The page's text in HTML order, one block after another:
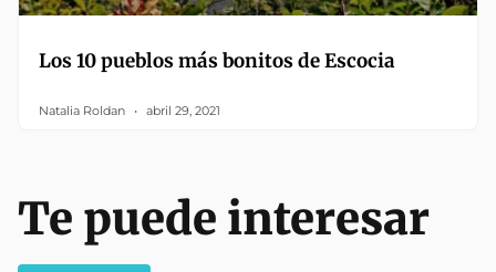
Los 10 pueblos más bonitos de Escocia
Natalia Roldan abril 29, 2021
Te puede interesar